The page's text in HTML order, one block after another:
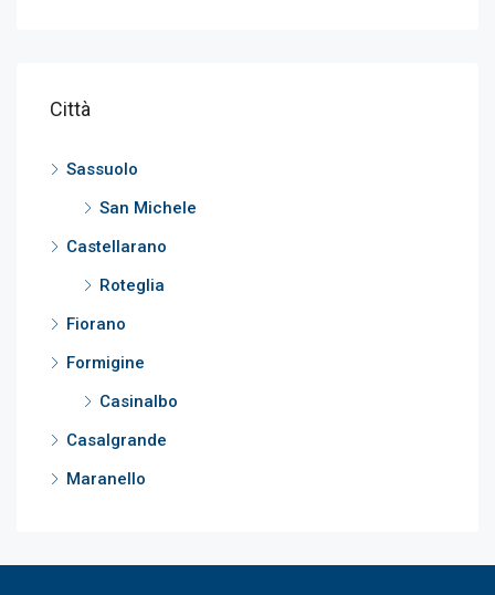
Città
Sassuolo
San Michele
Castellarano
Roteglia
Fiorano
Formigine
Casinalbo
Casalgrande
Maranello